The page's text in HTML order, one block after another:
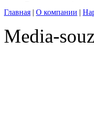
Главная | О компании |
Media-